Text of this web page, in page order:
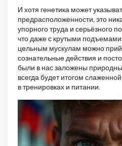
И хотя генетика может
предрасположенности, это
упорного труда и серьёзного
что даже с крутыми подъемами
цельным мускулам можно
сознательные действия и
были в нас заложены
всегда будет итогом
в тренировках и питании.